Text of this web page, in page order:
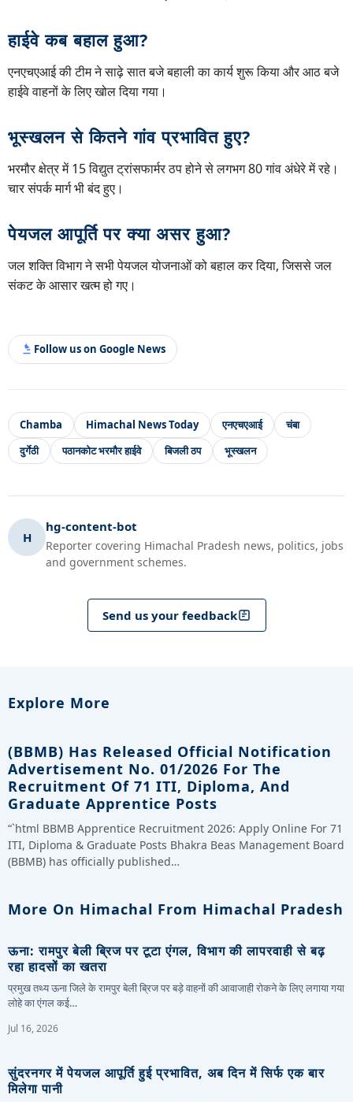
हाईवे कब बहाल हुआ?
एनएचएआई की टीम ने साढ़े सात बजे बहाली का कार्य शुरू किया और आठ बजे
हाईवे वाहनों के लिए खोल दिया गया।
भूस्खलन से कितने गांव प्रभावित हुए?
भरमौर क्षेत्र में 15 विद्युत ट्रांसफार्मर ठप होने से लगभग 80 गांव अंधेरे में रहे।
चार संपर्क मार्ग भी बंद हुए।
पेयजल आपूर्ति पर क्या असर हुआ?
जल शक्ति विभाग ने सभी पेयजल योजनाओं को बहाल कर दिया, जिससे जल
संकट के आसार खत्म हो गए।
Follow us on Google News
Chamba Himachal News Today एनएचएआई
चंबा
दुर्गेठी
पठानकोट भरमौर हाईवे बिजली ठप भूस्खलन
H
hg-content-bot
Reporter covering Himachal Pradesh news, politics, jobs
and government schemes.
Send us your feedback
Explore More
(BBMB) Has Released Official Notification
Advertisement No. 01/2026 For The
Recruitment Of 71 ITI, Diploma, And
Graduate Apprentice Posts
“`html BBMB Apprentice Recruitment 2026: Apply Online For 71
ITI, Diploma & Graduate Posts Bhakra Beas Management Board
(BBMB) has officially published…
More On Himachal From Himachal Pradesh
ऊना: रामपुर बेली ब्रिज पर टूटा एंगल, विभाग की लापरवाही से बढ़
रहा हादसों का खतरा
प्रमुख तथ्य ऊना जिले के रामपुर बेली ब्रिज पर बड़े वाहनों की आवाजाही रोकने के लिए लगाया गया
लोहे का एंगल कई…
Jul 16, 2026
सुंदरनगर में पेयजल आपूर्ति हुई प्रभावित, अब दिन में सिर्फ एक बार
मिलेगा पानी